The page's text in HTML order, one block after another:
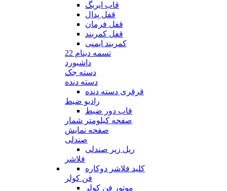
قاب ایربگ
قفل پدال
قفل فرمان
قفل کمربند
کمربند ایمنی
تسمه دینام 22
داشبورد
دسته جک
دسته دنده
قرقری دسته دنده
رادیو ضبط
قاب دور ضبط
صفحه کیلومتر شمار
صفحه نمایش
صندلی
ریل زیر صندلی
فلاشر
کلید فلاشر دوکاره
فن کولر
موتور فن کولر